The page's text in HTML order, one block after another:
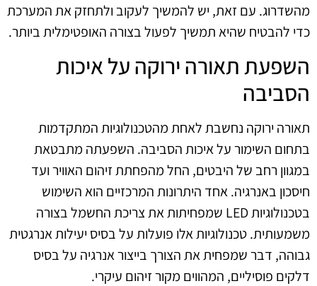
מהשדרוג. עם זאת, יש להמשיך לעקוב ולתחזק את המערכת
כדי להבטיח שהיא תמשיך לפעול בצורה האופטימלית ביותר.
השפעת תאורה ירוקה על איכות
הסביבה
תאורה ירוקה נחשבת לאחת מהטכנולוגיות המתקדמות
בתחום השימור על איכות הסביבה. השפעתה מתבטאת
במגוון רחב של היבטים, החל מהפחתת זיהום האוויר ועד
חיסכון באנרגיה. אחד היתרונות המרכזיים הוא השימוש
בטכנולוגיות LED שמפחיתות את צריכת החשמל בצורה
משמעותית. טכנולוגיות אלו פועלות על בסיס יעילות אנרגטית
גבוהה, דבר שמפחית את הצורך בייצור אנרגיה על בסיס
דלקים פוסיליים, המהווים מקור זיהום עיקרי.